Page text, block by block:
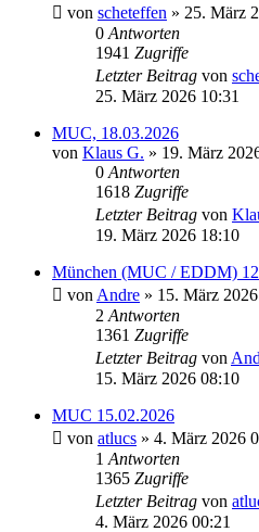
von scheteffen » 25. März
0 Antworten
1941 Zugriffe
Letzter Beitrag von
25. März 2026 10:31
MUC, 18.03.2026
von Klaus G. » 19. März
0 Antworten
1618 Zugriffe
Letzter Beitrag von
19. März 2026 18:10
München (MUC / EDDM)
von Andre » 15. März
2 Antworten
1361 Zugriffe
Letzter Beitrag von
15. März 2026 08:10
MUC 15.02.2026
von atlucs » 4. März 2026
1 Antworten
1365 Zugriffe
Letzter Beitrag von
4. März 2026 00:21